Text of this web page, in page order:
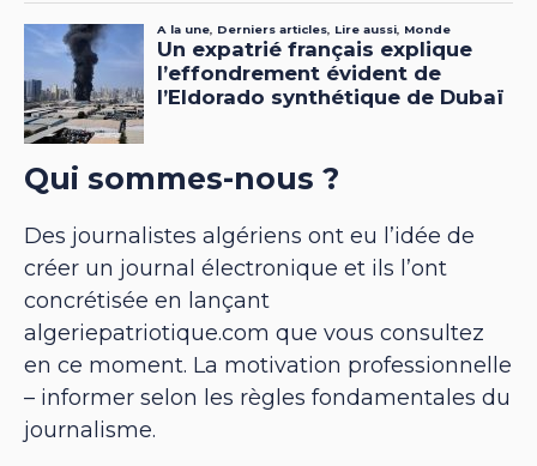
Qui sommes-nous ?
Des journalistes algériens ont eu l’idée de
créer un journal électronique et ils l’ont
concrétisée en lançant
algeriepatriotique.com que vous consultez
en ce moment. La motivation professionnelle
– informer selon les règles fondamentales du
journalisme.